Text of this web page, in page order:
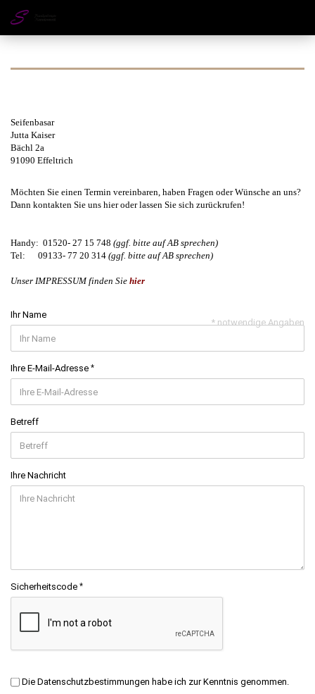
Seifenbasar
Jutta Kaiser
Bächl 2a
91090 Effeltrich
Möchten Sie einen Termin vereinbaren, haben Fragen oder Wünsche an uns?
Dann kontakten Sie uns hier oder lassen Sie sich zurückrufen!
Handy: 01520- 27 15 748 (ggf. bitte auf AB sprechen)
Tel: 09133- 77 20 314 (ggf. bitte auf AB sprechen)
Unser IMPRESSUM finden Sie hier
Ihr Name
Ihre E-Mail-Adresse
Betreff
Ihre Nachricht
Sicherheitscode
Die Datenschutzbestimmungen habe ich zur Kenntnis genommen.
* notwendige Angaben